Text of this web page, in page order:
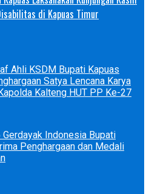
di Kapuas Timur
Ahli KSDM Bupati Kapuas
Satya Lencana Karya
Kalteng HUT PP Ke-27
Gerdayak Indonesia Bupati
Penghargaan dan Medali